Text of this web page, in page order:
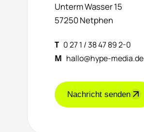
Unterm Wasser 15
57250 Netphen
T 0 27 1 / 38 47 89 2-0
M hallo@hype-media.de
Nachricht senden